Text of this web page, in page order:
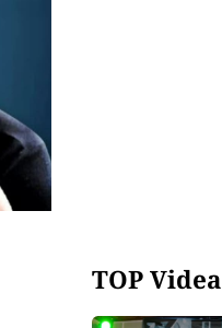
TOP Videa